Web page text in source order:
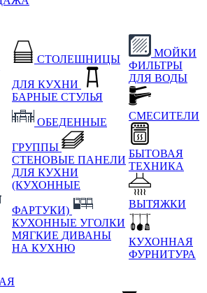
СТОЛЕШНИЦЫ
ДЛЯ КУХНИ
БАРНЫЕ СТУЛЬЯ
ОБЕДЕННЫЕ
ГРУППЫ
СТЕНОВЫЕ ПАНЕЛИ
ДЛЯ КУХНИ
(КУХОННЫЕ
ФАРТУКИ)
КУХОННЫЕ УГОЛКИ
МЯГКИЕ ДИВАНЫ
НА КУХНЮ
МОЙКИ
ФИЛЬТРЫ
ДЛЯ ВОДЫ
СМЕСИТЕЛИ
БЫТОВАЯ
ТЕХНИКА
ВЫТЯЖКИ
КУХОННАЯ
ФУРНИТУРА